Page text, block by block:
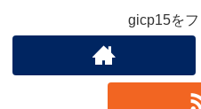
gicp15を